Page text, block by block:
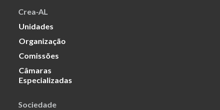
Crea-AL
Unidades
Organização
Comissões
Câmaras
Especializadas
Sociedade